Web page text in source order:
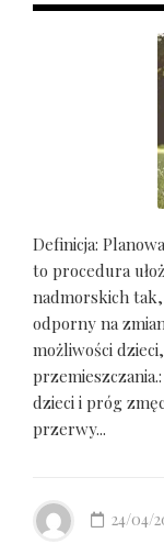
Definicja:
to procedura
nadmorskich
odporny na
możliwości
dzieci i próg
przerwy...
24/04/